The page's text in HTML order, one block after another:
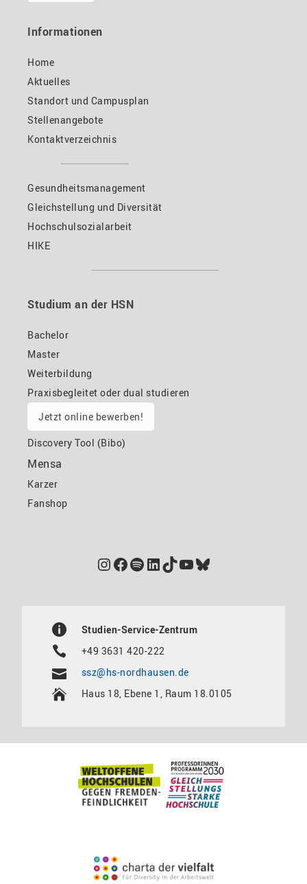
Informationen
Home
Aktuelles
Standort und Campusplan
Stellenangebote
Kontaktverzeichnis
Gesundheitsmanagement
Gleichstellung und Diversität
Hochschulsozialarbeit
HIKE
Studium an der HSN
Bachelor
Master
Weiterbildung
Praxisbegleitet oder dual studieren
Jetzt online bewerben!
Discovery Tool (Bibo)
Mensa
Karzer
Fanshop
Instagram
Facebook
Spotify
LinkedIn
TikTok
YouTube
Bluesky
Studien-Service-Zentrum
+49 3631 420-222
ssz@hs-nordhausen.de
Haus 18, Ebene 1, Raum 18.0105